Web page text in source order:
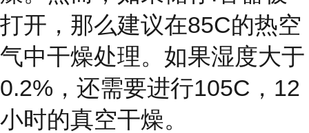
打开，那么建议在85C的热空
气中干燥处理。如果湿度大于
0.2%，还需要进行105C，12
小时的真空干燥。